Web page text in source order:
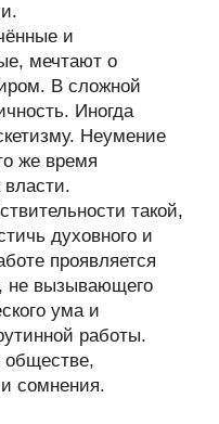
и
мечтают о
В сложной
Иногда
Неумение
же время
власти.
такой,
духовного и
проявляется
не вызывающего
ума и
работы.
обществе,
сомнения.